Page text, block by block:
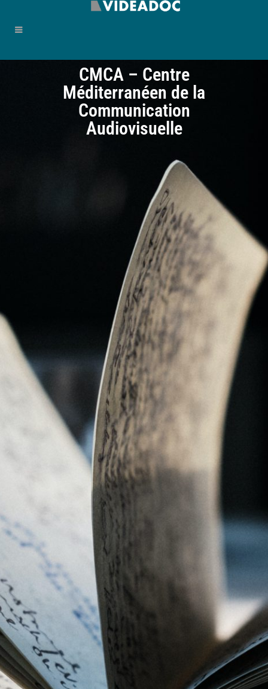
CMCA – Centre
Méditerranéen de la
Communication
Audiovisuelle